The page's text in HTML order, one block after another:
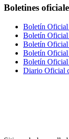
Boletines
Boletín Oficial
Boletín Oficial
Boletín Oficial
Boletín Oficial
Boletín Oficial
Diario Oficial